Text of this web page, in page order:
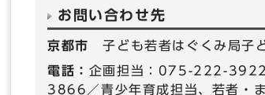
お問い合わせ先
京都市子ども若者はぐくみ局子
電話： 企画担当：075-222-
3866／青少年育成担当、若者